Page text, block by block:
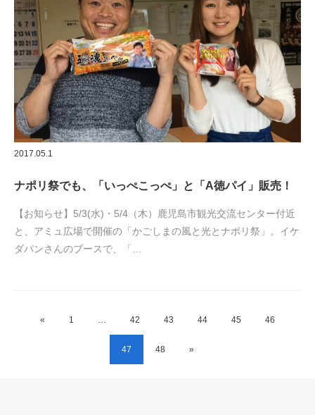
2017.05.1
ナポリ祭でも、「いっぺこっぺ」と「A徳パイ」販売！
【お知らせ】5/3(水)・5/4（木）鹿児島市観光交流センター付近
と、アミュ広場で開催の「かごしまの風と光とナポリ祭」。イケ
ダパンさんのブースで、「…
« 1 … 42 43 44 45 46
47 48 »